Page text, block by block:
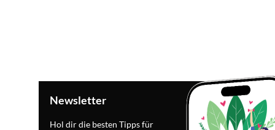
Newsletter
Hol dir die besten Tipps für